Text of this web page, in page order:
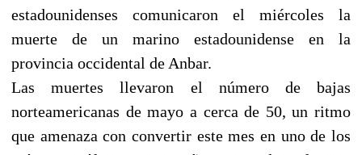
estadounidenses comunicaron el miércoles la
muerte de un marino estadounidense en la
provincia occidental de Anbar.
Las muertes llevaron el número de bajas
norteamericanas de mayo a cerca de 50, un ritmo
que amenaza con convertir este mes en uno de los